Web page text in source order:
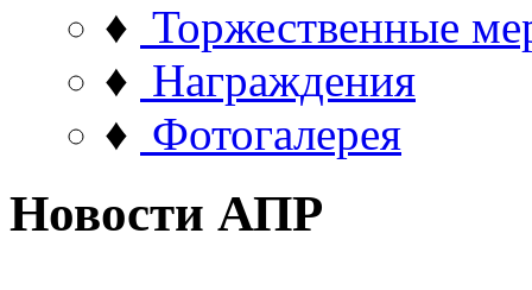
♦ Торжественные
♦ Награждения
♦ Фотогалерея
Новости АПР